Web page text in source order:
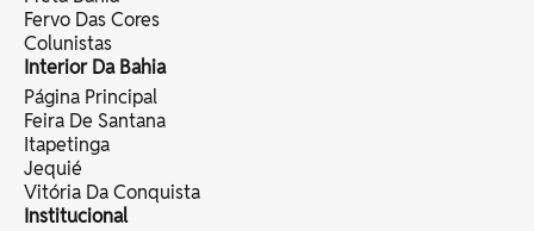
Fervo Das Cores
Colunistas
Interior Da Bahia
Página Principal
Feira De Santana
Itapetinga
Jequié
Vitória Da Conquista
Institucional